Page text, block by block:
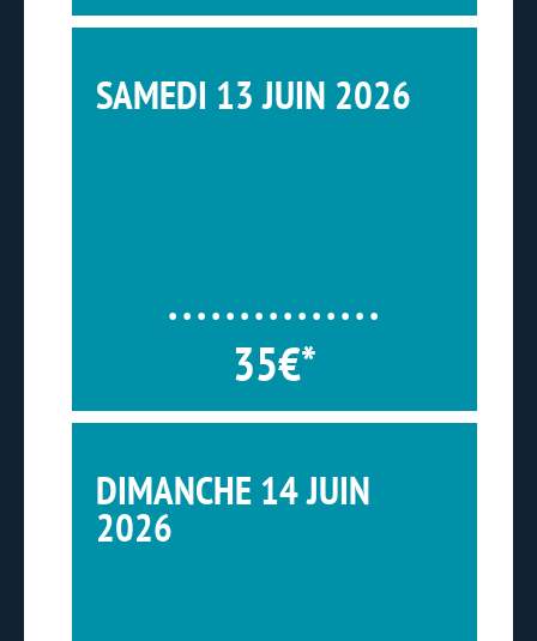
SAMEDI 13 JUIN 2026
35€*
DIMANCHE 14 JUIN
2026